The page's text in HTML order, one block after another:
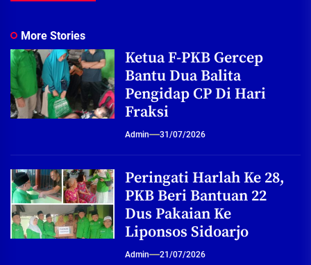
More Stories
Ketua F-PKB Gercep
Bantu Dua Balita
Pengidap CP Di Hari
Fraksi
Admin 31/07/2026
Peringati Harlah Ke 28,
PKB Beri Bantuan 22
Dus Pakaian Ke
Liponsos Sidoarjo
Admin 21/07/2026